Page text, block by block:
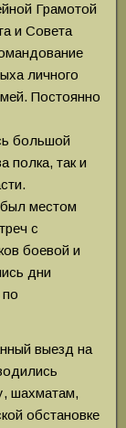
Грамотой
и Совета
личного
Постоянно
большой
полка, так и
местом
с
боевой и
дни
выезд на
шахматам,
обстановке